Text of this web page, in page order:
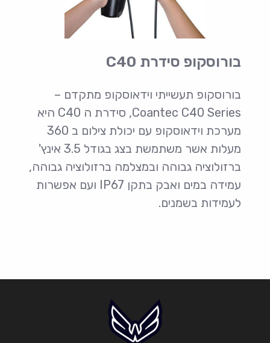
בורוסקופ סידרת C40
בורוסקופ תעשייתי וידאוסקופ מתקדם –
Coantec C40 Series, סידרת ה C40 היא
מערכת וידאוסקופ עם יכולת צילום ב 360
מעלות אשר משתמשת בצג בגודל 3.5 אינץ'
ברזולוציה גבוהה ובמצלמה ברזולוציה גבוהה,
עמידה במים ואבק בתקן IP67 ועם אפשרות
לעמידות בשמנים.